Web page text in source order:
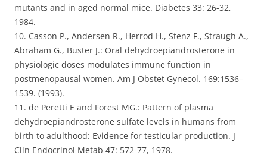
mutants and in aged normal mice. Diabetes 33: 26-32,
1984.
10. Casson P., Andersen R., Herrod H., Stenz F., Straugh A.,
Abraham G., Buster J.: Oral dehydroepiandrosterone in
physiologic doses modulates immune function in
postmenopausal women. Am J Obstet Gynecol. 169:1536–
1539. (1993).
11. de Peretti E and Forest MG.: Pattern of plasma
dehydroepiandrosterone sulfate levels in humans from
birth to adulthood: Evidence for testicular production. J
Clin Endocrinol Metab 47: 572-77, 1978.